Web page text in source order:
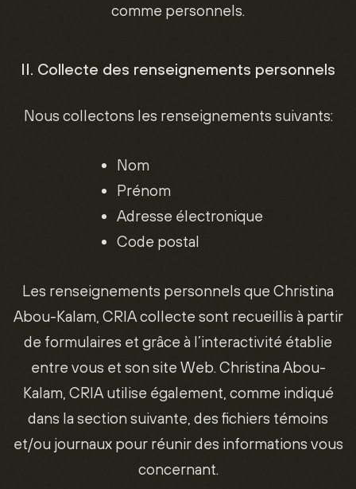
comme personnels.
II. Collecte des renseignements personnels
Nous collectons les renseignements suivants:
Nom
Prénom
Adresse électronique
Code postal
Les renseignements personnels que Christina
Abou-Kalam, CRIA collecte sont recueillis à partir
de formulaires et grâce à l’interactivité établie
entre vous et son site Web. Christina Abou-
Kalam, CRIA utilise également, comme indiqué
dans la section suivante, des fichiers témoins
et/ou journaux pour réunir des informations vous
concernant.